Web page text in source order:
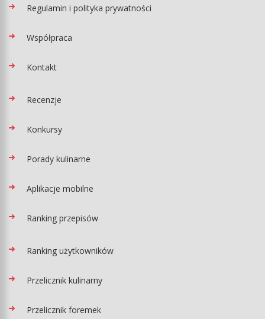
Regulamin i polityka prywatności
Współpraca
Kontakt
Recenzje
Konkursy
Porady kulinarne
Aplikacje mobilne
Ranking przepisów
Ranking użytkowników
Przelicznik kulinarny
Przelicznik foremek